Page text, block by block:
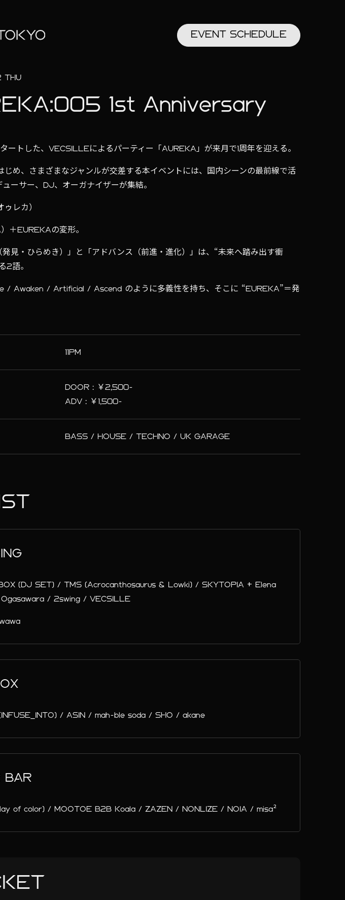
EVENT SCHEDULE
THU
1st Anniversary
ートした、VECSILLEによるパーティー「AUREKA」が来月で1周年を迎える。
じめ、さまざまなジャンルが交差する本イベントには、国内シーンの最前線で活
ーサー、DJ、オーガナイザーが集結。
ゥレカ）
＋EUREKAの変形。
発見・ひらめき）」と「アドバンス（前進・進化）」は、“未来へ踏み出す衝
2語。
/ Awaken / Artificial / Ascend のように多義性を持ち、そこに “EUREKA”＝発
11PM
DOOR : ￥2,500-
ADV : ￥1,500-
BASS / HOUSE / TECHNO / UK GARAGE
(DJ SET) / TMS (Acrocanthosaurus & Lowki) / SKYTOPIA + Elena
/ 2swing / VECSILLE
/ ASIN / mah-ble soda / SHO / akane
BAR
of color) / MOOTOE B2B Koala / ZAZEN / NONLIZE / NOIA / misa²